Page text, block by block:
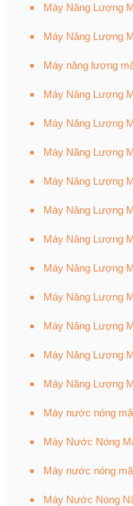
Máy Năng Lượng
Máy Năng Lượng
Máy năng lượng
Máy Năng Lượng
Máy Năng Lượng
Máy Năng Lượng
Máy Năng Lượng
Máy Năng Lượng
Máy Năng Lượng
Máy Năng Lượng
Máy Năng Lượng
Máy Năng Lượng
Máy Năng Lượng
Máy Năng Lượng
Máy nước nóng
Máy Nước Nóng
Máy nước nóng
Máy Nước Nóng